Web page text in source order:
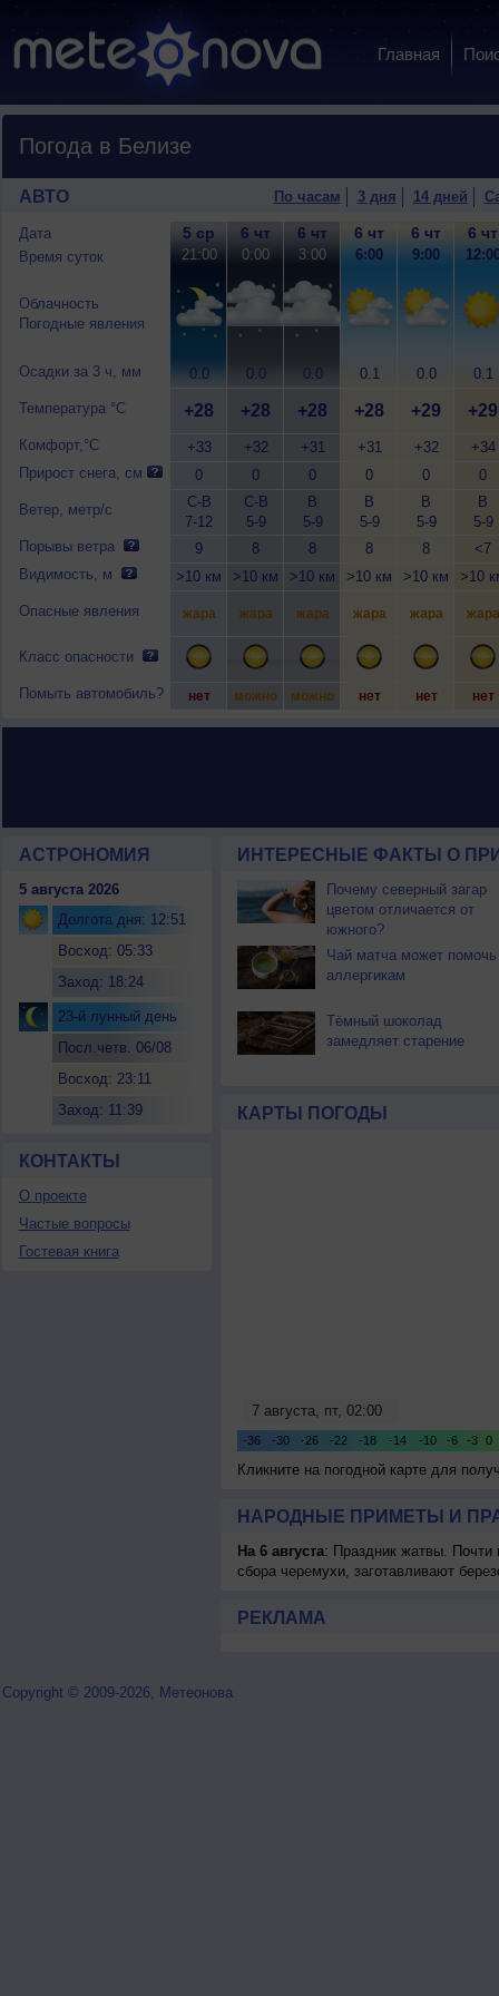
Главная
Погода в Белизе
АВТО По часам 3 дня 14 дней
Дата
Время суток
Облачность
Погодные явления
Осадки за 3 ч, мм
Температура °C
Комфорт,°C
Прирост снега, см
Ветер, метр/с
Порывы ветра
Видимость, м
Опасные явления
Класс опасности
Помыть автомобиль?
5 ср
21:00
0.0
+28
+33
0
С-В
7-12
9
>10 км
жара
нет
6 чт
0:00
0.0
+28
+32
0
С-В
5-9
8
>10 км
жара
можно
6 чт
3:00
0.0
+28
+31
0
В
5-9
8
>10 км
жара
можно
6 чт
6:00
0.1
+28
+31
0
В
5-9
8
>10 км
жара
нет
6 чт
9:00
0.0
+29
+32
0
В
5-9
8
>10 км
жара
нет
6 чт
0.1
+29
+34
0
В
5-9
<7
>10
жара
нет
АСТРОНОМИЯ
5 августа 2026
Долгота дня: 12:51
Восход: 05:33
Заход: 18:24
23-й лунный день
Посл.четв. 06/08
Восход: 23:11
Заход: 11:39
КОНТАКТЫ
О проекте
Частые вопросы
Гостевая книга
ИНТЕРЕСНЫЕ ФАКТЫ О
Почему северный загар
цветом отличается от
южного?
Чай матча может помочь
аллергикам
Тёмный шоколад
замедляет старение
КАРТЫ ПОГОДЫ
Кликните на погодной карте для
НАРОДНЫЕ ПРИМЕТЫ И
На 6 августа: Праздник жатвы. Почти
сбора черемухи, заготавливают
РЕКЛАМА
Copyright © 2009-2026, Метеонова